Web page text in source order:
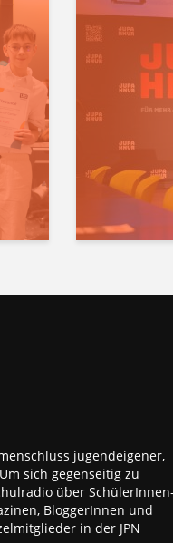
jugendeigener,
sich gegenseitig zu
über
BloggerInnen und
in der JPN